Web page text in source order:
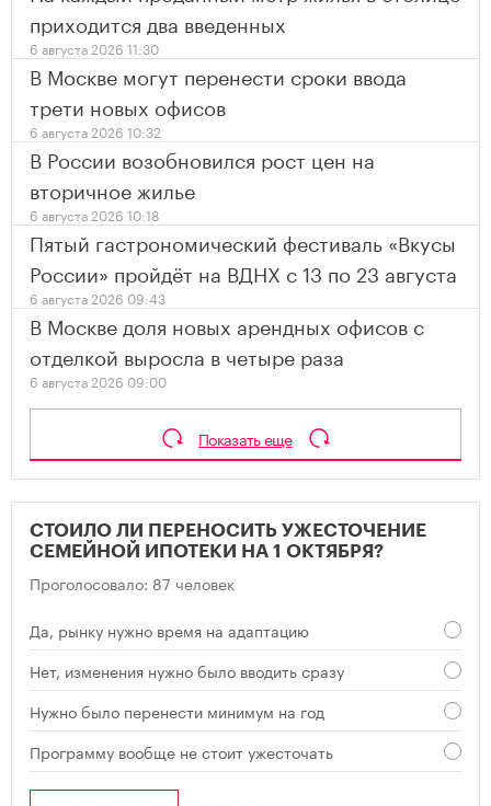
приходится два введенных
6 августа 2026 11:30
В Москве могут перенести сроки ввода
трети новых офисов
6 августа 2026 10:32
В России возобновился рост цен на
вторичное жилье
6 августа 2026 10:18
Пятый гастрономический фестиваль «Вкусы
России» пройдёт на ВДНХ с 13 по 23 августа
6 августа 2026 09:43
В Москве доля новых арендных офисов с
отделкой выросла в четыре раза
6 августа 2026 09:00
Показать еще
СТОИЛО ЛИ ПЕРЕНОСИТЬ УЖЕСТОЧЕНИЕ
СЕМЕЙНОЙ ИПОТЕКИ НА 1 ОКТЯБРЯ?
Проголосовало: 87 человек
Да, рынку нужно время на адаптацию
Нет, изменения нужно было вводить сразу
Нужно было перенести минимум на год
Программу вообще не стоит ужесточать